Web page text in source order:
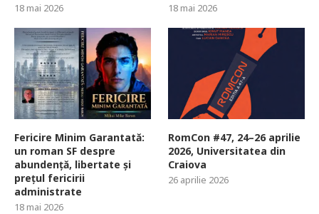
18 mai 2026 18 mai 2026
Fericire Minim Garantată:
un roman SF despre
abundență, libertate și
prețul fericirii
administrate
18 mai 2026
RomCon #47, 24–26 aprilie
2026, Universitatea din
Craiova
26 aprilie 2026